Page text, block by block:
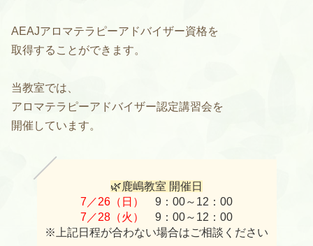
AEAJアロマテラピーアドバイザー資格を
取得することができます。
当教室では、
アロマテラピーアドバイザー認定講習会を
開催しています。
🌿鹿嶋教室 開催日
7／26（日）
9：00～12：00
7／28（火）
9：00～12：00
※上記日程が合わない場合はご相談ください